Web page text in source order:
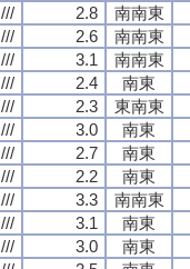
/// 2.8
南南東
/// 2.6
南南東
/// 3.1
南南東
/// 2.4
南東
/// 2.3
東南東
/// 3.0
南東
/// 2.7
南東
/// 2.2
南東
/// 3.3
南南東
/// 3.1
南東
/// 3.0
南東